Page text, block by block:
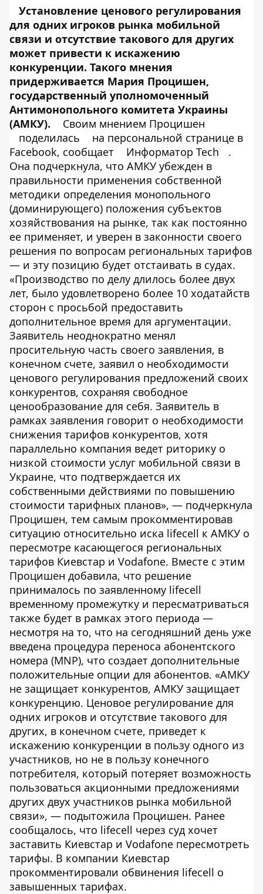
Установление ценового регулирования
для одних игроков рынка мобильной
связи и отсутствие такового для других
может привести к искажению
конкуренции. Такого мнения
придерживается Мария Процишен,
государственный уполномоченный
Антимонопольного комитета Украины
(АМКУ).
Своим мнением Процишен
поделилась
на персональной странице в
Facebook, сообщает
Информатор Tech
.
Она подчеркнула, что АМКУ убежден в
правильности применения собственной
методики определения монопольного
(доминирующего) положения субъектов
хозяйствования на рынке, так как постоянно
ее применяет, и уверен в законности своего
решения по вопросам региональных тарифов
— и эту позицию будет отстаивать в судах.
«Производство по делу длилось более двух
лет, было удовлетворено более 10 ходатайств
сторон с просьбой предоставить
дополнительное время для аргументации.
Заявитель неоднократно менял
просительную часть своего заявления, в
конечном счете, заявил о необходимости
ценового регулирования предложений своих
конкурентов, сохраняя свободное
ценообразование для себя. Заявитель в
рамках заявления говорит о необходимости
снижения тарифов конкурентов, хотя
параллельно компания ведет риторику о
низкой стоимости услуг мобильной связи в
Украине, что подтверждается их
собственными действиями по повышению
стоимости тарифных планов», — подчеркнула
Процишен, тем самым прокомментировав
ситуацию относительно иска lifecell к АМКУ о
пересмотре касающегося региональных
тарифов Киевстар и Vodafone. Вместе с этим
Процишен добавила, что решение
принималось по заявленному lifecell
временному промежутку и пересматриваться
также будет в рамках этого периода —
несмотря на то, что на сегодняшний день уже
введена процедура переноса абонентского
номера (MNP), что создает дополнительные
положительные опции для абонентов. «АМКУ
не защищает конкурентов, АМКУ защищает
конкуренцию. Ценовое регулирование для
одних игроков и отсутствие такового для
других, в конечном счете, приведет к
искажению конкуренции в пользу одного из
участников, но не в пользу конечного
потребителя, который потеряет возможность
пользоваться акционными предложениями
других двух участников рынка мобильной
связи», — подытожила Процишен. Ранее
сообщалось, что lifecell через суд хочет
заставить Киевстар и Vodafone пересмотреть
тарифы. В компании Киевстар
прокомментировали обвинения lifecell о
завышенных тарифах.